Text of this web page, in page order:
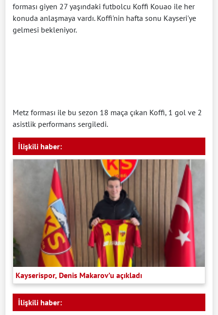
forması giyen 27 yaşındaki futbolcu Koffi Kouao ile her
konuda anlaşmaya vardı. Koffi'nin hafta sonu Kayseri'ye
gelmesi bekleniyor.
Metz forması ile bu sezon 18 maça çıkan Koffi, 1 gol ve 2
asistlik performans sergiledi.
İlişkili haber:
Kayserispor, Denis Makarov’u açıkladı
İlişkili haber: